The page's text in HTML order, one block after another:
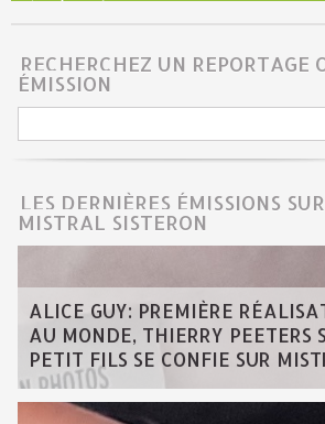
RECHERCHEZ UN REPORTAGE
ÉMISSION
LES DERNIÈRES ÉMISSIONS
MISTRAL SISTERON
ALICE GUY: PREMIÈRE
AU MONDE, THIERRY PEETERS
PETIT FILS SE CONFIE SUR